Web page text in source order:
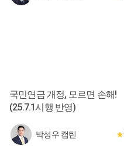
국민연금 개정, 모르면 손해!
(25.7.1시행 반영)
박성우 캡틴